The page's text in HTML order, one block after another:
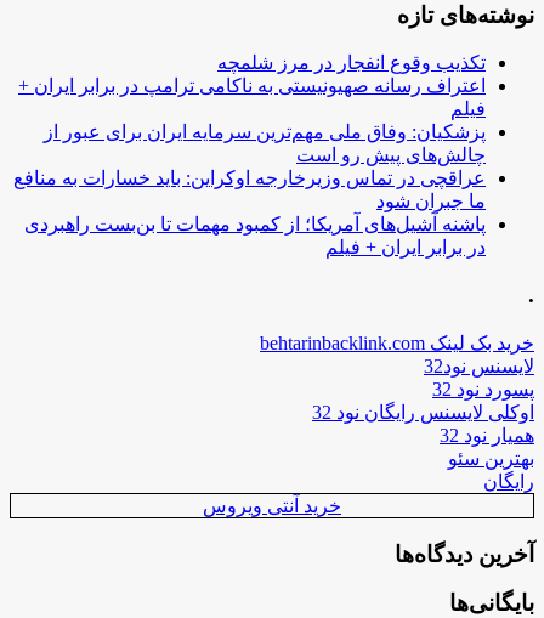
نوشته‌های تازه
تکذیب وقوع انفجار در مرز شلمچه
اعتراف رسانه صهیونیستی به ناکامی ترامپ در برابر ایران +
فیلم
پزشکیان: وفاق ملی مهم‌ترین سرمایه ایران برای عبور از
چالش‌های پیش رو است
عراقچی در تماس وزیرخارجه اوکراین: باید خسارات به منافع
ما جبران شود
پاشنه آشیل‌های آمریکا؛ از کمبود مهمات تا بن‌بست راهبردی
در برابر ایران + فیلم
.
خرید بک لینک behtarinbacklink.com
لایسنس نود32
پسورد نود 32
اوکلی لایسنس رایگان نود 32
همیار نود 32
بهترین سئو
رایگان
خرید آنتی ویروس
آخرین دیدگاه‌ها
بایگانی‌ها